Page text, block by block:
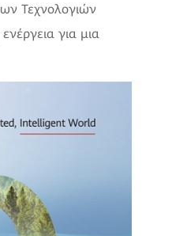
Τεχνολογιών
για μια